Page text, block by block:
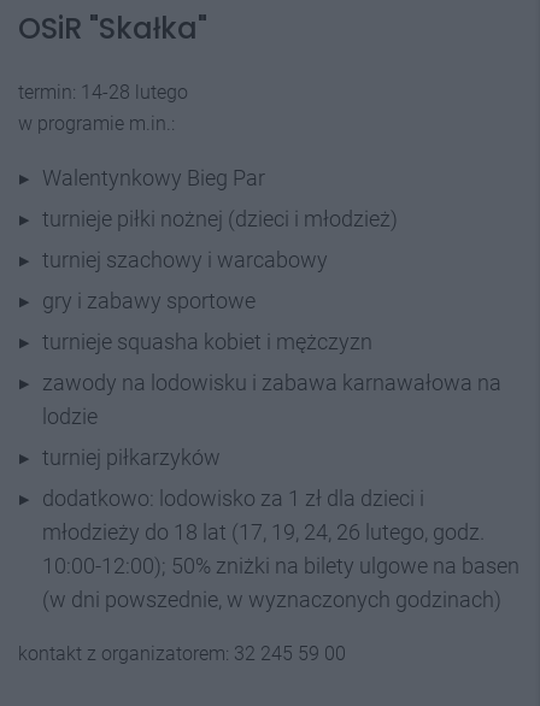
OSiR "Skałka"
termin: 14-28 lutego
w programie m.in.:
Walentynkowy Bieg Par
turnieje piłki nożnej (dzieci i młodzież)
turniej szachowy i warcabowy
gry i zabawy sportowe
turnieje squasha kobiet i mężczyzn
zawody na lodowisku i zabawa karnawałowa na
lodzie
turniej piłkarzyków
dodatkowo: lodowisko za 1 zł dla dzieci i
młodzieży do 18 lat (17, 19, 24, 26 lutego, godz.
10:00-12:00); 50% zniżki na bilety ulgowe na basen
(w dni powszednie, w wyznaczonych godzinach)
kontakt z organizatorem: 32 245 59 00